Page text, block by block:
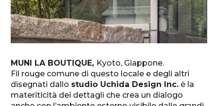
MUNI LA BOUTIQUE, Kyoto, Giappone.
Fil rouge comune di questo locale e degli altri
disegnati dallo studio Uchida Design Inc. è la
materiticità dei dettagli che crea un dialogo